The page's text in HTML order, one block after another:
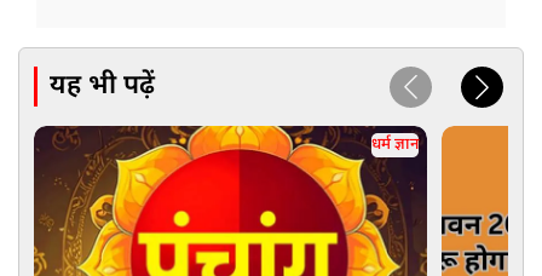
यह भी पढ़ें
धर्म ज्ञान